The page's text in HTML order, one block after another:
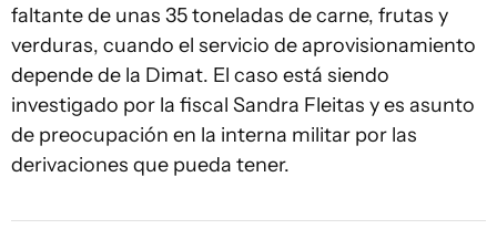
faltante de unas 35 toneladas de carne, frutas y
verduras, cuando el servicio de aprovisionamiento
depende de la Dimat. El caso está siendo
investigado por la fiscal Sandra Fleitas y es asunto
de preocupación en la interna militar por las
derivaciones que pueda tener.